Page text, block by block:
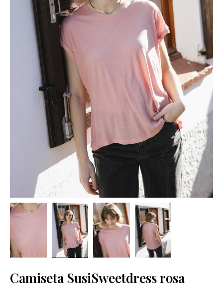
Camiseta SusiSweetdress rosa